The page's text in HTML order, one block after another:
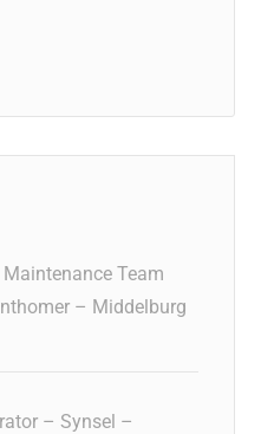
Team
– Middelburg
– Synsel –